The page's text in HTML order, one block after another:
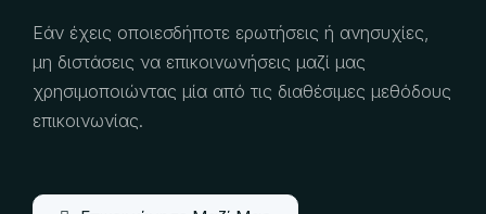
Εάν έχεις οποιεσδήποτε ερωτήσεις ή ανησυχίες,
μη διστάσεις να επικοινωνήσεις μαζί μας
χρησιμοποιώντας μία από τις διαθέσιμες μεθόδους
επικοινωνίας.